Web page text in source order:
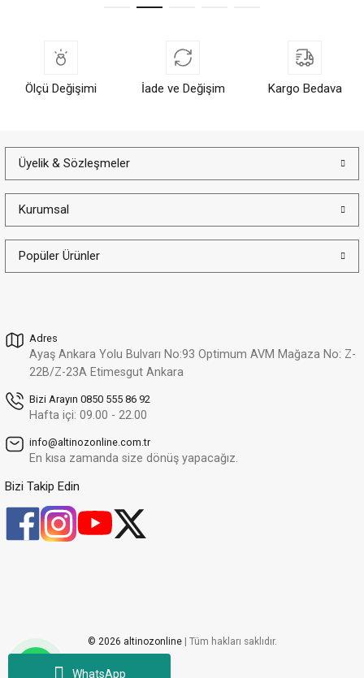
WhatsApp
Ölçü Değişimi İade ve Değişim Kargo Bedava
Adres
Ayaş Ankara Yolu Bulvarı No:93 Optimum AVM Mağaza No: Z-
22B/Z-23A Etimesgut Ankara
Bizi Arayın 0850 555 86 92
Hafta içi: 09.00 - 22.00
info@altinozonline.com.tr
En kısa zamanda size dönüş yapacağız.
Bizi Takip Edin
Üyelik & Sözleşmeler
Kurumsal
Popüler Ürünler
© 2026 altinozonline | Tüm hakları saklıdır.